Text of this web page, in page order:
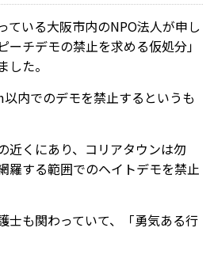
ている大阪市内のNPO法人が申し
チデモの禁止を求める仮処分」
た。
内でのデモを禁止するというも
近くにあり、コリアタウンは勿
羅する範囲でのヘイトデモを禁止
士も関わっていて、「勇気ある行